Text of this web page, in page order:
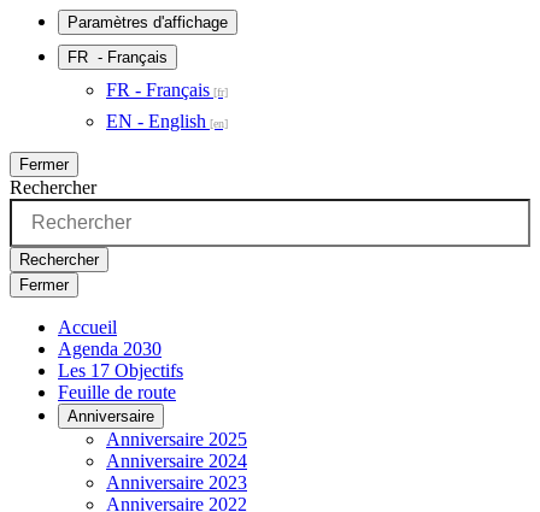
Paramètres d'affichage
FR - Français
FR - Français
EN - English
Fermer
Rechercher
Rechercher
Fermer
Accueil
Agenda 2030
Les 17 Objectifs
Feuille de route
Anniversaire
Anniversaire 2025
Anniversaire 2024
Anniversaire 2023
Anniversaire 2022